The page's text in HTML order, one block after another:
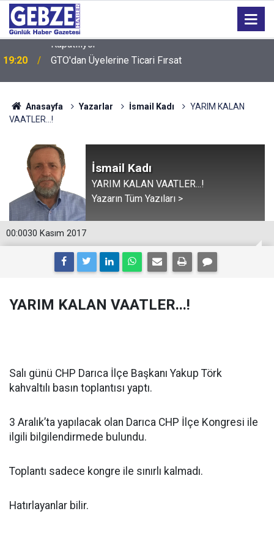
19:20 GTO'dan Üyelerine Ticari Fırsat
Anasayfa Yazarlar İsmail Kadı
YARIM KALAN
VAATLER...!
İsmail Kadı
YARIM KALAN VAATLER...!
Yazarın Tüm Yazıları >
00:0030 Kasım 2017
YARIM KALAN VAATLER...!
Salı günü CHP Darıca İlçe Başkanı Yakup Törk
kahvaltılı basın toplantısı yaptı.
3 Aralık’ta yapılacak olan Darıca CHP İlçe Kongresi ile
ilgili bilgilendirmede bulundu.
Toplantı sadece kongre ile sınırlı kalmadı.
Hatırlayanlar bilir.